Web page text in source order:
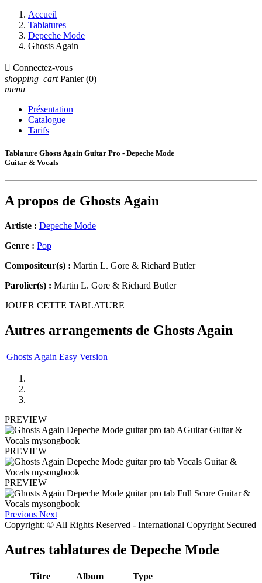
Accueil
Tablatures
Depeche Mode
Ghosts Again
 Connectez-vous
shopping_cart Panier (0)
menu
Présentation
Catalogue
Tarifs
Tablature Ghosts Again Guitar Pro - Depeche Mode
Guitar & Vocals
A propos de Ghosts Again
Artiste : Depeche Mode
Genre : Pop
Compositeur(s) : Martin L. Gore & Richard Butler
Parolier(s) : Martin L. Gore & Richard Butler
JOUER CETTE TABLATURE
Autres arrangements de Ghosts Again
Ghosts Again Easy Version
PREVIEW
PREVIEW
PREVIEW
Previous Next
Copyright: © All Rights Reserved - International Copyright Secured
Autres tablatures de Depeche Mode
Titre Album
Type